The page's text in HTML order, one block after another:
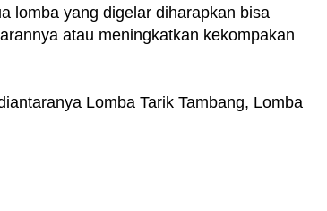
lomba yang digelar diharapkan bisa
atau meningkatkan kekompakan
Lomba Tarik Tambang, Lomba